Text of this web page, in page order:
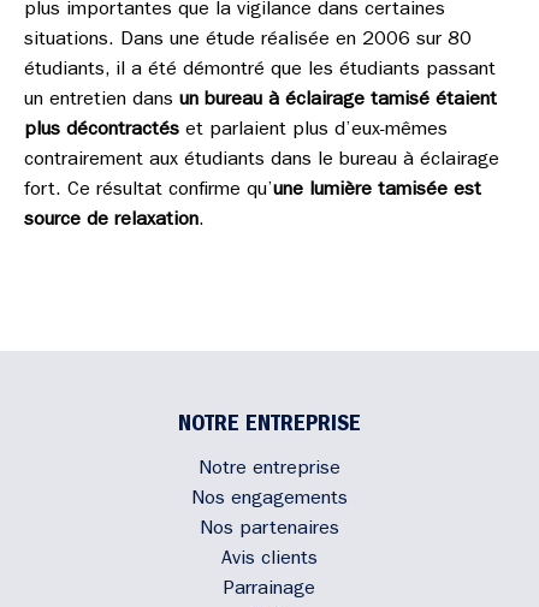
plus importantes que la vigilance dans certaines
situations. Dans une étude réalisée en 2006 sur 80
étudiants, il a été démontré que les étudiants passant
un entretien dans un bureau à éclairage tamisé étaient
plus décontractés et parlaient plus d’eux-mêmes
contrairement aux étudiants dans le bureau à éclairage
fort. Ce résultat confirme qu’une lumière tamisée est
source de relaxation.
NOTRE ENTREPRISE
Notre entreprise
Nos engagements
Nos partenaires
Avis clients
Parrainage